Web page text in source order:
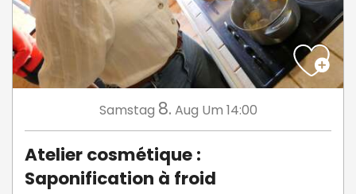
Samstag 8. Aug Um 14:00
Atelier cosmétique :
Saponification à froid